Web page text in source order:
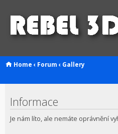
Home ‹ Forum ‹ Gallery
Informace
Je nám líto, ale nemáte oprávnění